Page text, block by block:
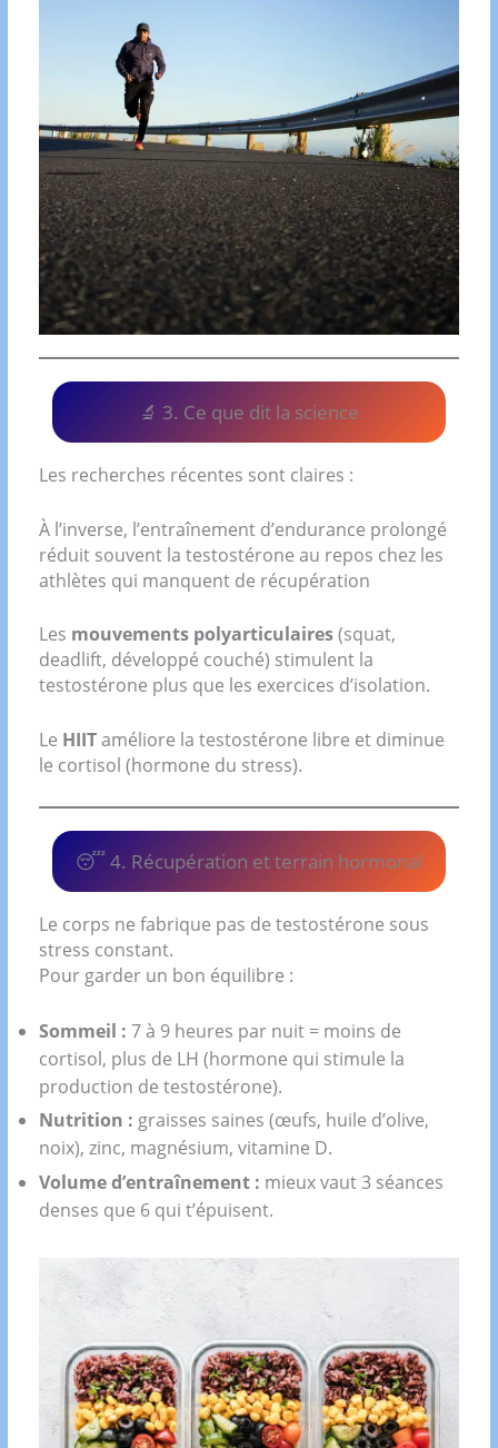
🔬 3. Ce que dit la science
Les recherches récentes sont claires :
À l’inverse, l’entraînement d’endurance prolongé
réduit souvent la testostérone au repos chez les
athlètes qui manquent de récupération
Les mouvements polyarticulaires(squat,
deadlift, développé couché) stimulent la
testostérone plus que les exercices d’isolation.
Le HIITaméliore la testostérone libre et diminue
le cortisol (hormone du stress).
😴 4. Récupération et terrain hormonal
Le corps ne fabrique pas de testostérone sous
stress constant.
Pour garder un bon équilibre :
Sommeil : 7 à 9 heures par nuit = moins de
cortisol, plus de LH (hormone qui stimule la
production de testostérone).
Nutrition : graisses saines (œufs, huile d’olive,
noix), zinc, magnésium, vitamine D.
Volume d’entraînement : mieux vaut 3 séances
denses que 6 qui t’épuisent.